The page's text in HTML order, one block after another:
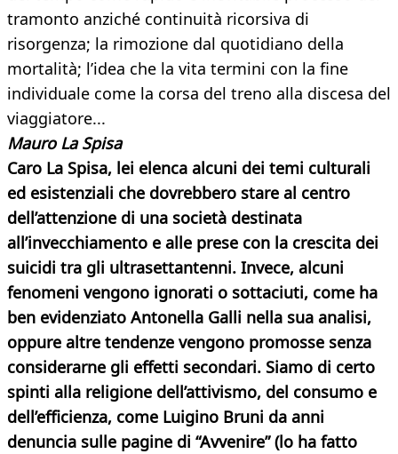
tramonto anziché continuità ricorsiva di
risorgenza; la rimozione dal quotidiano della
mortalità; l’idea che la vita termini con la fine
individuale come la corsa del treno alla discesa del
viaggiatore...
Mauro La Spisa
Caro La Spisa, lei elenca alcuni dei temi culturali
ed esistenziali che dovrebbero stare al centro
dell’attenzione di una società destinata
all’invecchiamento e alle prese con la crescita dei
suicidi tra gli ultrasettantenni. Invece, alcuni
fenomeni vengono ignorati o sottaciuti, come ha
ben evidenziato Antonella Galli nella sua analisi,
oppure altre tendenze vengono promosse senza
considerarne gli effetti secondari. Siamo di certo
spinti alla religione dell’attivismo, del consumo e
dell’efficienza, come Luigino Bruni da anni
denuncia sulle pagine di “Avvenire” (lo ha fatto